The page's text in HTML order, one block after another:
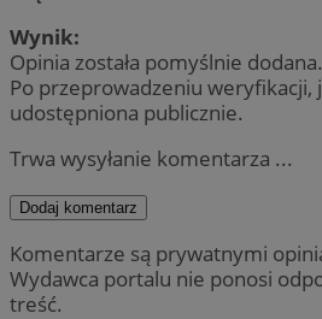
Wynik:
Opinia została pomyślnie dodana.
Po przeprowadzeniu weryfikacji,
udostępniona publicznie.
Trwa wysyłanie komentarza ...
Dodaj komentarz
Komentarze są prywatnymi
Wydawca portalu nie ponosi
treść.